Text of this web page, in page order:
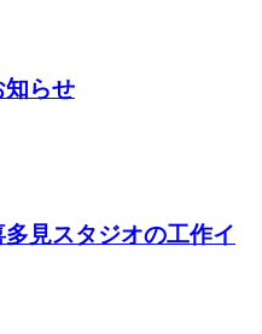
知らせ
見スタジオの工作イ